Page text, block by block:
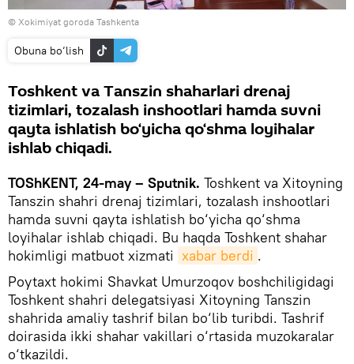
© Xokimiyat goroda Tashkenta
Obuna bo‘lish
Toshkent va Tanszin shaharlari drenaj
tizimlari, tozalash inshootlari hamda suvni
qayta ishlatish bo‘yicha qo‘shma loyihalar
ishlab chiqadi.
TOShKENT, 24-may – Sputnik. Toshkent va Xitoyning
Tanszin shahri drenaj tizimlari, tozalash inshootlari
hamda suvni qayta ishlatish bo‘yicha qo‘shma
loyihalar ishlab chiqadi. Bu haqda Toshkent shahar
hokimligi matbuot xizmati xabar berdi .
Poytaxt hokimi Shavkat Umurzoqov boshchiligidagi
Toshkent shahri delegatsiyasi Xitoyning Tanszin
shahrida amaliy tashrif bilan bo‘lib turibdi. Tashrif
doirasida ikki shahar vakillari o‘rtasida muzokaralar
o‘tkazildi.